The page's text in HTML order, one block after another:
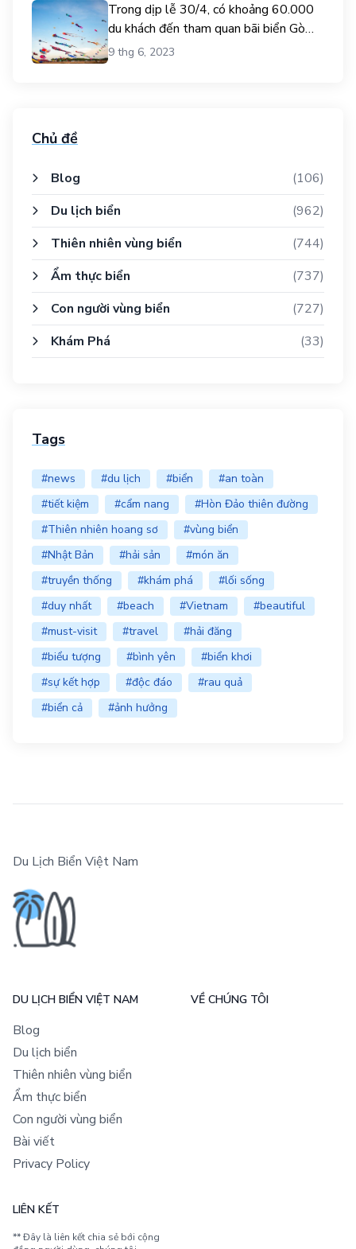
Trong dịp lễ 30/4, có khoảng 60.000
du khách đến tham quan bãi biển Gò
Công.
9 thg 6, 2023
Chủ đề
Blog
(106)
Du lịch biển
(962)
Thiên nhiên vùng biển
(744)
Ẩm thực biển
(737)
Con người vùng biển
(727)
Khám Phá
(33)
Tags
#news #du lịch #biển
#an toàn
#tiết kiệm
#cẩm nang
#Hòn Đảo thiên đường
#Thiên nhiên hoang sơ
#vùng biển
#Nhật Bản
#hải sản
#món ăn
#truyền thống
#khám phá
#lối sống
#duy nhất
#beach #Vietnam
#beautiful
#must-visit
#travel
#hải đăng
#biểu tượng
#bình yên
#biển khơi
#sự kết hợp
#độc đáo
#rau quả
#biển cả
#ảnh hưởng
Du Lịch Biển Việt Nam
DU LỊCH BIỂN VIỆT NAM
Blog
Du lịch biển
Thiên nhiên vùng biển
Ẩm thực biển
Con người vùng biển
Bài viết
Privacy Policy
VỀ CHÚNG TÔI
LIÊN KẾT
** Đây là liên kết chia sẻ bới cộng